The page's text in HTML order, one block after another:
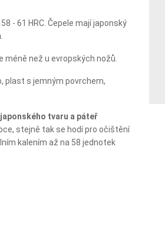
- 61 HRC. Čepele mají japonský
.
méně než u evropských nožů.
plast s jemným povrchem,
tvaru a páteř
stejně tak se hodí pro očištění
kalením až na 58 jednotek